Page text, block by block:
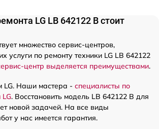
LG LB 642122 B стоит
множество сервис-центров,
услуги по ремонту техники LG LB 642122
центр выделяется преимуществами.
LG. Наши мастера - специалисты по
LG. Восстановить модель LB 642122 B для
новой задачей. На все виды
у нас имеется гарантия.